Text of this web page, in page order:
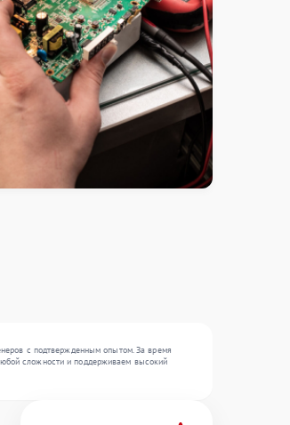
с подтвержденным опытом. За время
сложности и поддерживаем высокий